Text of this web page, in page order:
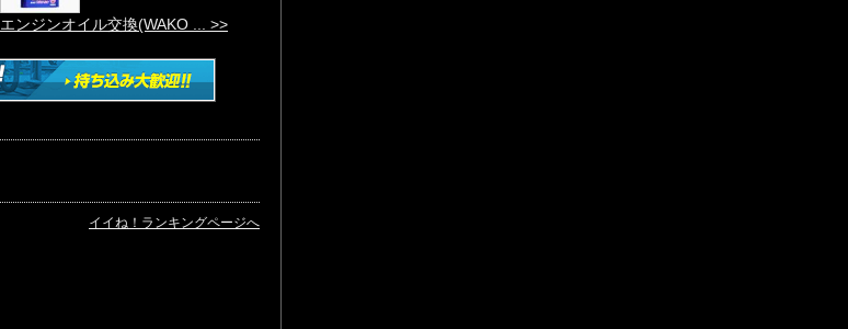
エンジンオイル交換(WAKO ... >>
イイね！ランキングページへ